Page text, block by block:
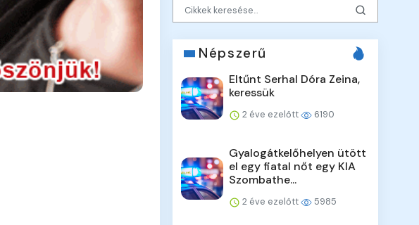
Népszerű
Eltűnt Serhal Dóra Zeina,
keressük
2 éve ezelőtt 6190
Gyalogátkelőhelyen ütött
el egy fiatal nőt egy KIA
Szombathe...
2 éve ezelőtt 5985